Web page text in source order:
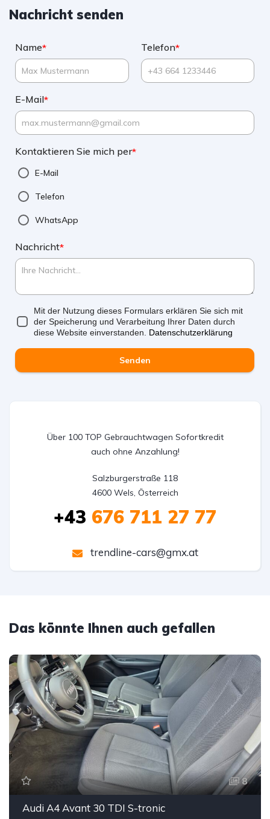
Nachricht senden
Name* Telefon*
E-Mail*
Kontaktieren Sie mich per*
E-Mail
Telefon
WhatsApp
Nachricht*
Mit der Nutzung dieses Formulars erklären Sie sich mit
der Speicherung und Verarbeitung Ihrer Daten durch
diese Website einverstanden. Datenschutzerklärung
Senden
Über 100 TOP Gebrauchtwagen Sofortkredit
auch ohne Anzahlung!
Salzburgerstraße 118
4600 Wels, Österreich
+43 676 711 27 77
trendline-cars@gmx.at
Das könnte Ihnen auch gefallen
8
Audi A4 Avant 30 TDI S-tronic